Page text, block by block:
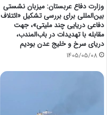
وزارت دفاع عربستان: میزبان نشستی
بین‌المللی برای بررسی تشکیل «ائتلاف
دفاعی دریایی چند ملیتی»، جهت
مقابله با تهدیدات در باب‌المندب،
دریای سرخ و خلیج عدن بودیم
1405/05/08